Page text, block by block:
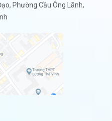
Phường Cầu Ông Lãnh,